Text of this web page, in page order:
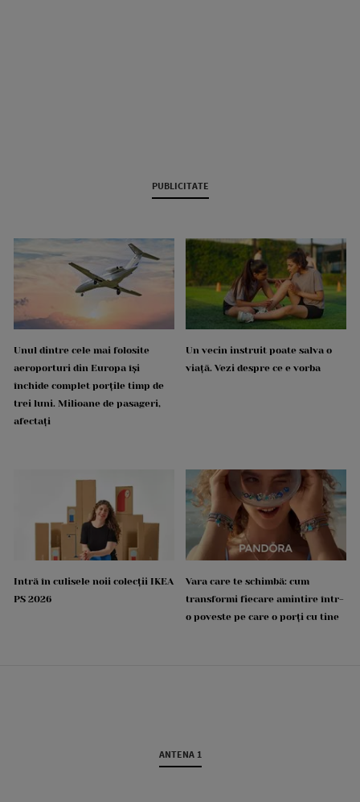
PUBLICITATE
Unul dintre cele mai folosite
aeroporturi din Europa își
închide complet porțile timp de
trei luni. Milioane de pasageri,
afectați
Un vecin instruit poate salva o
viață. Vezi despre ce e vorba
Intră în culisele noii colecții IKEA
PS 2026
Vara care te schimbă: cum
transformi fiecare amintire într-
o poveste pe care o porți cu tine
ANTENA 1